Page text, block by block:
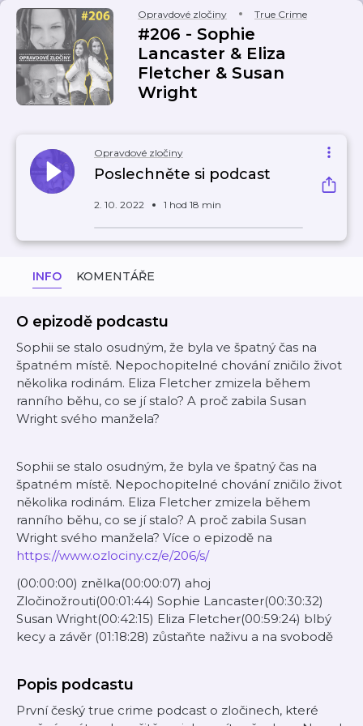
Opravdové zločiny True Crime
#206 - Sophie
Lancaster & Eliza
Fletcher & Susan
Wright
Opravdové zločiny
Poslechněte si podcast
2. 10. 2022 1 hod 18 min
INFO KOMENTÁŘE
O epizodě podcastu
Sophii se stalo osudným, že byla ve špatný čas na
špatném místě. Nepochopitelné chování zničilo život
několika rodinám. Eliza Fletcher zmizela během
ranního běhu, co se jí stalo? A proč zabila Susan
Wright svého manžela?
Sophii se stalo osudným, že byla ve špatný čas na
špatném místě. Nepochopitelné chování zničilo život
několika rodinám. Eliza Fletcher zmizela během
ranního běhu, co se jí stalo? A proč zabila Susan
Wright svého manžela? Více o epizodě na
https://www.ozlociny.cz/e/206/s/
(00:00:00) znělka(00:00:07) ahoj
Zločinožrouti(00:01:44) Sophie Lancaster(00:30:32)
Susan Wright(00:42:15) Eliza Fletcher(00:59:24) blbý
kecy a závěr (01:18:28) zůstaňte naživu a na svobodě
Popis podcastu
První český true crime podcast o zločinech, které